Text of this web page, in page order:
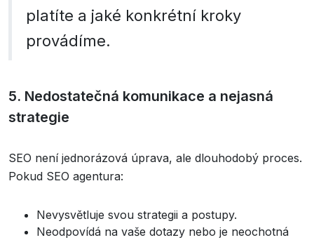
platíte a jaké konkrétní kroky
provádíme.
5. Nedostatečná komunikace a nejasná
strategie
SEO není jednorázová úprava, ale dlouhodobý proces.
Pokud SEO agentura:
Nevysvětluje svou strategii a postupy.
Neodpovídá na vaše dotazy nebo je neochotná